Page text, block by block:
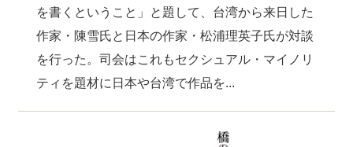
を書くということ」と題して、台湾から来日した
作家・陳雪氏と日本の作家・松浦理英子氏が対談
を行った。司会はこれもセクシュアル・マイノリ
ティを題材に日本や台湾で作品を...